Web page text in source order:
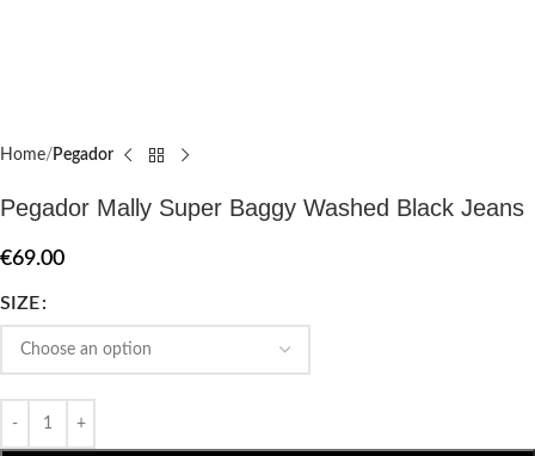
Home Pegador​
Pegador Mally Super Baggy Washed Black Jeans
€69.00
SIZE